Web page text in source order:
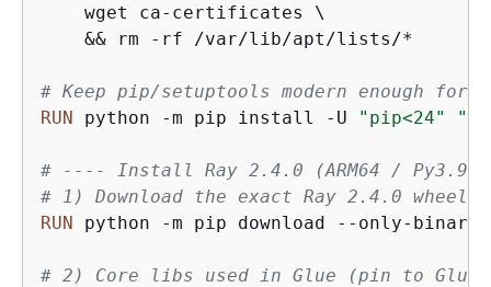
    wget ca-certificates \
    && rm -rf /var/lib/apt/lists/*
# Keep pip/setuptools modern enough for
RUN python -m pip install -U "pip<24"
# ---- Install Ray 2.4.0 (ARM64 / Py3.9)
# 1) Download the exact Ray 2.4.0
RUN python -m pip download --only-
# 2) Core libs used in Glue (pin to